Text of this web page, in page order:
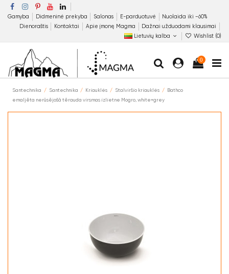
Gamyba Didmeninė prekyba Salonas E-parduotuvė
Nuolaida iki −60%
Dienoraštis
Kontaktai Apie įmonę Magma
Dažnai užduodami klausimai
Lietuvių kalba
Wishlist (0)
0
Santechnika Santechnika Kriauklės Stalviršio kriauklės
Bathco
emaljēta nerūsējošā tērauda virsmas izlietne Mogro, white+grey